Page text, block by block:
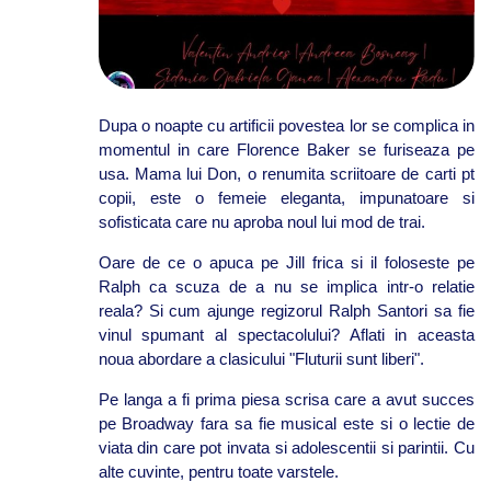
Dupa o noapte cu artificii povestea lor se complica in
momentul in care Florence Baker se furiseaza pe
usa. Mama lui Don, o renumita scriitoare de carti pt
copii, este o femeie eleganta, impunatoare si
sofisticata care nu aproba noul lui mod de trai.
Oare de ce o apuca pe Jill frica si il foloseste pe
Ralph ca scuza de a nu se implica intr-o relatie
reala? Si cum ajunge regizorul Ralph Santori sa fie
vinul spumant al spectacolului? Aflati in aceasta
noua abordare a clasicului "Fluturii sunt liberi".
Pe langa a fi prima piesa scrisa care a avut succes
pe Broadway fara sa fie musical este si o lectie de
viata din care pot invata si adolescentii si parintii. Cu
alte cuvinte, pentru toate varstele.